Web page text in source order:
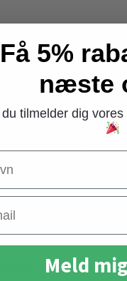
Essential
af naturlige
Piperita
gør den ideel
tilføjer en
afslappende
for at fremme
ml:
Tilsæt et par
Få 5%
næste
du tilmelder dig
Meld